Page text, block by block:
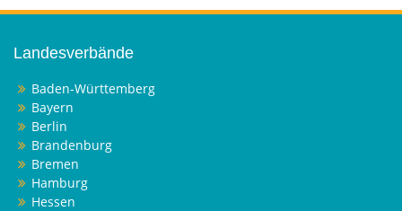
Landesverbände
Baden-Württemberg
Bayern
Berlin
Brandenburg
Bremen
Hamburg
Hessen